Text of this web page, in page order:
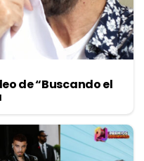
de “Buscando el